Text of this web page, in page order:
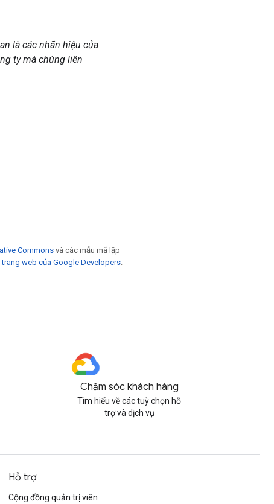
là các nhãn hiệu của
ty mà chúng liên
Commons và các mẫu mã lập
trang web của Google Developers.
Chăm sóc khách hàng
Tìm hiểu về các tuỳ chọn hỗ
trợ và dịch vụ
Hỗ trợ
Cộng đồng quản trị viên